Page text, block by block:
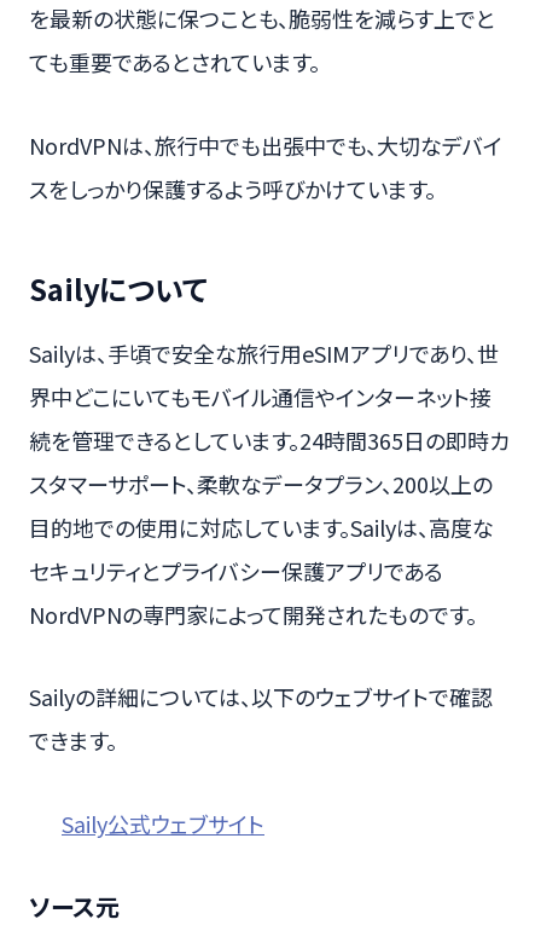
を最新の状態に保つことも、脆弱性を減らす上でと
ても重要であるとされています。
NordVPNは、旅行中でも出張中でも、大切なデバイ
スをしっかり保護するよう呼びかけています。
Sailyについて
Sailyは、手頃で安全な旅行用eSIMアプリであり、世
界中どこにいてもモバイル通信やインターネット接
続を管理できるとしています。24時間365日の即時カ
スタマーサポート、柔軟なデータプラン、200以上の
目的地での使用に対応しています。Sailyは、高度な
セキュリティとプライバシー保護アプリである
NordVPNの専門家によって開発されたものです。
Sailyの詳細については、以下のウェブサイトで確認
できます。
Saily公式ウェブサイト
ソース元